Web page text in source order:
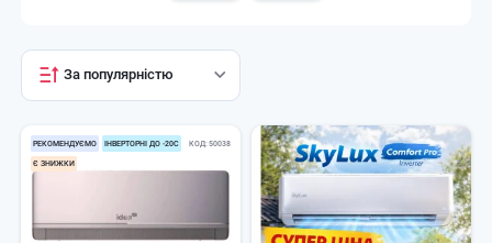
За популярністю
РЕКОМЕНДУЄМО ІНВЕРТОРНІ ДО -20С
Є ЗНИЖКИ
КОД 50038